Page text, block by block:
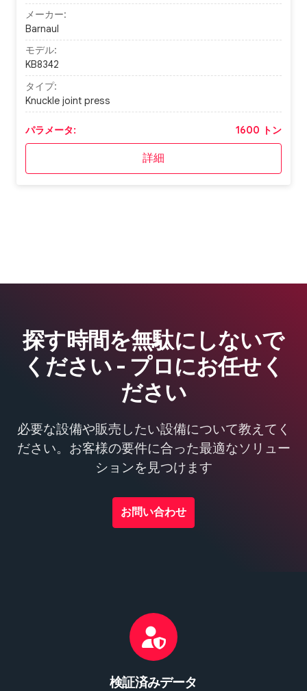
メーカー:
Barnaul
モデル:
KB8342
タイプ:
Knuckle joint press
パラメータ: 1600 トン
詳細
探す時間を無駄にしないで
ください - プロにお任せく
ださい
必要な設備や販売したい設備について教えてく
ださい。お客様の要件に合った最適なソリュー
ションを見つけます
お問い合わせ
検証済みデータ